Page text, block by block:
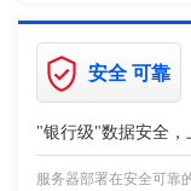
安全 可靠
"银行级"数据安全，
服务器部署在安全可靠